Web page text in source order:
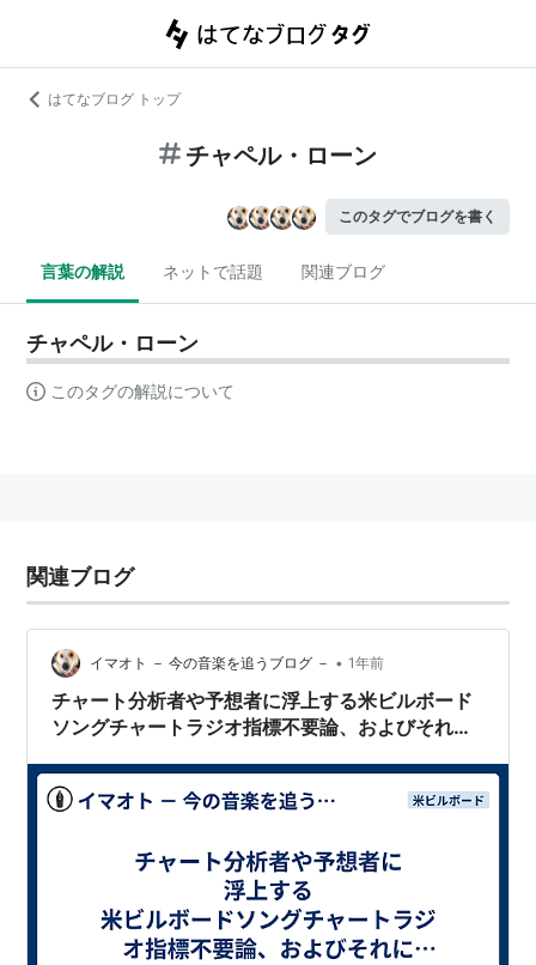
はてなブログ トップ
チャペル・ローン
このタグでブログを書く
言葉の解説 ネットで話題 関連ブログ
チャペル・ローン
このタグの解説について
関連ブログ
イマオト － 今の音楽を追うブログ － • 1年前
チャート分析者や予想者に浮上する米ビルボード
ソングチャートラジオ指標不要論、およびそれに